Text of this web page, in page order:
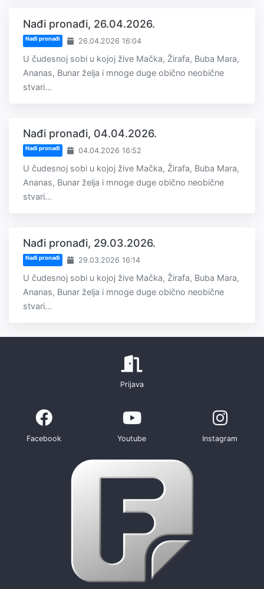
Nađi pronađi, 26.04.2026.
Nađi pronađi 26.04.2026 16:04
U čudesnoj sobi u kojoj žive Mačka, Žirafa, Buba Mara,
Ananas, Bunar želja i mnoge duge obično neobične
stvari...
Nađi pronađi, 04.04.2026.
Nađi pronađi 04.04.2026 16:52
U čudesnoj sobi u kojoj žive Mačka, Žirafa, Buba Mara,
Ananas, Bunar želja i mnoge duge obično neobične
stvari...
Nađi pronađi, 29.03.2026.
Nađi pronađi 29.03.2026 16:14
U čudesnoj sobi u kojoj žive Mačka, Žirafa, Buba Mara,
Ananas, Bunar želja i mnoge duge obično neobične
stvari...
Prijava
Facebook Youtube Instagram